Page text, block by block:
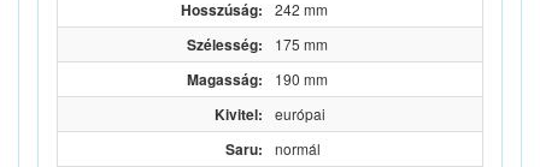
Hosszúság: 242 mm
Szélesség: 175 mm
Magasság: 190 mm
Kivitel: európai
Saru: normál